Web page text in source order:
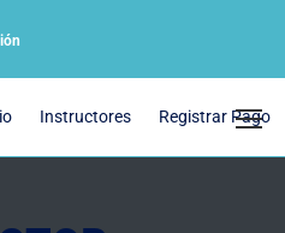
Instructores Registrar Pago